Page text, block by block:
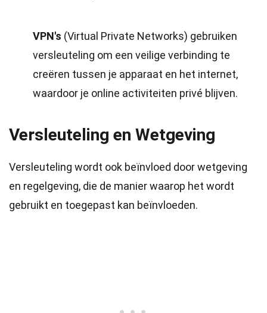
VPN's (Virtual Private Networks) gebruiken
versleuteling om een veilige verbinding te
creëren tussen je apparaat en het internet,
waardoor je online activiteiten privé blijven.
Versleuteling en Wetgeving
Versleuteling wordt ook beïnvloed door wetgeving
en regelgeving, die de manier waarop het wordt
gebruikt en toegepast kan beïnvloeden.